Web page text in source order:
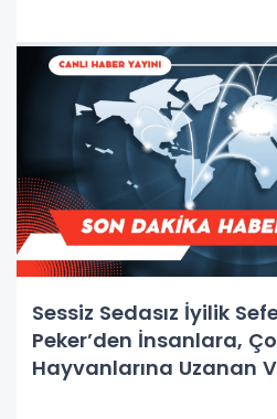
Sessiz Sedasız İyilik
Peker’den İnsanlara,
Hayvanlarına Uzanan